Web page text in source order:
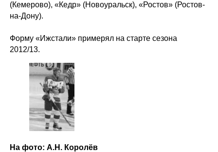
(Кемерово), «Кедр» (Новоуральск), «Ростов» (Ростов-
на-Дону).
Форму «Ижстали» примерял на старте сезона
2012/13.
На фото: А.Н. Королёв